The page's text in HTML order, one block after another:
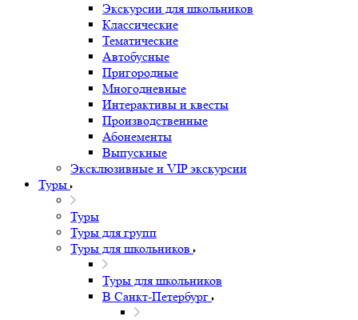
Экскурсии для школьников
Классические
Тематические
Автобусные
Пригородные
Многодневные
Интерактивы и квесты
Производственные
Абонементы
Выпускные
Эксклюзивные и VIP экскурсии
Туры
Туры
Туры для групп
Туры для школьников
Туры для школьников
В Санкт-Петербург